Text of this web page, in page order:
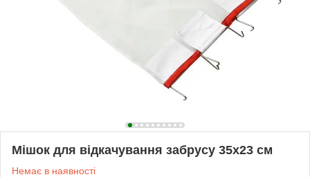
Мішок для відкачування забрусу 35x23 см
Немає в наявності